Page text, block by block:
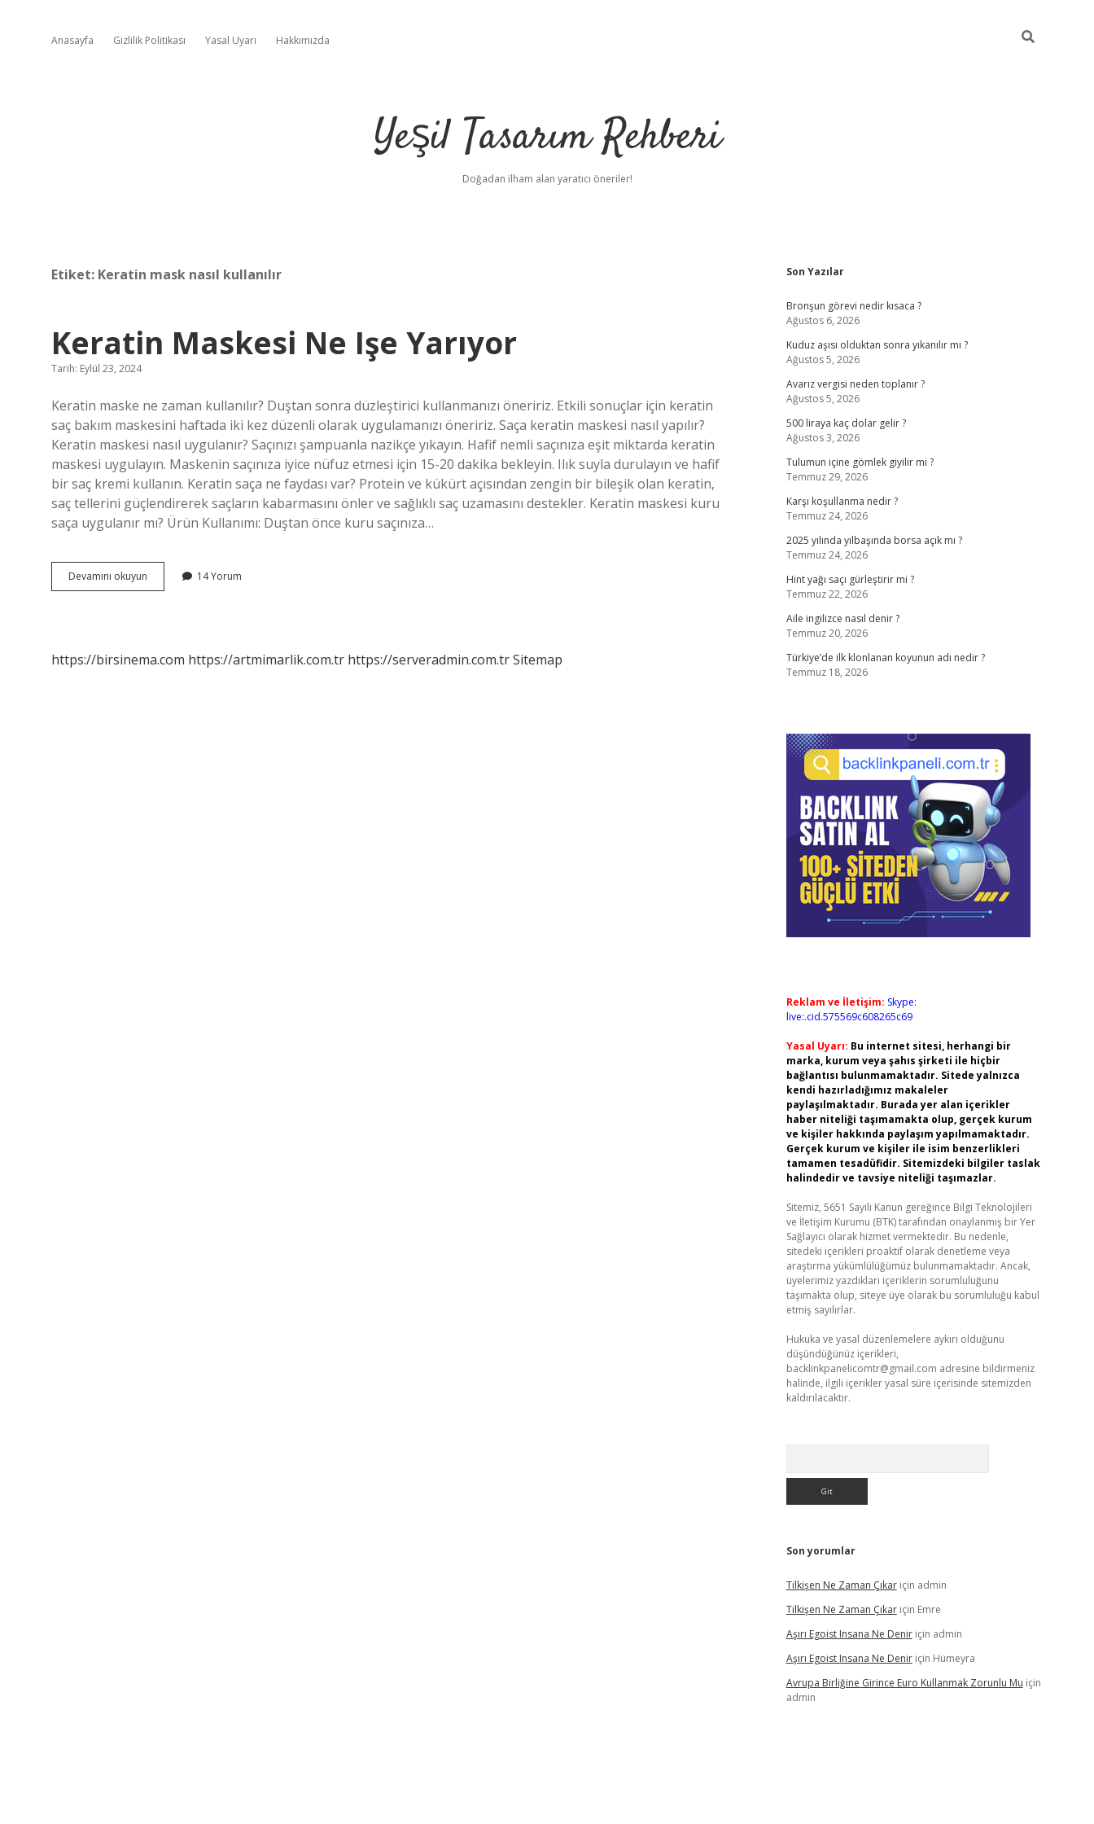
Anasayfa Gizlilik Politikası Yasal Uyarı Hakkımızda
Yeşil Tasarım Rehberi
Doğadan ilham alan yaratıcı öneriler!
Etiket: Keratin mask nasıl kullanılır
Keratin Maskesi Ne Işe Yarıyor
Tarih: Eylül 23, 2024
Keratin maske ne zaman kullanılır? Duştan sonra düzleştirici kullanmanızı öneririz. Etkili sonuçlar için keratin
saç bakım maskesini haftada iki kez düzenli olarak uygulamanızı öneririz. Saça keratin maskesi nasıl yapılır?
Keratin maskesi nasıl uygulanır? Saçınızı şampuanla nazikçe yıkayın. Hafif nemli saçınıza eşit miktarda keratin
maskesi uygulayın. Maskenin saçınıza iyice nüfuz etmesi için 15-20 dakika bekleyin. Ilık suyla durulayın ve hafif
bir saç kremi kullanın. Keratin saça ne faydası var? Protein ve kükürt açısından zengin bir bileşik olan keratin,
saç tellerini güçlendirerek saçların kabarmasını önler ve sağlıklı saç uzamasını destekler. Keratin maskesi kuru
saça uygulanır mı? Ürün Kullanımı: Duştan önce kuru saçınıza…
Devamını okuyun
Maskesi
14 Yorum
https://birsinema.com https://artmimarlik.com.tr https://serveradmin.com.trSitemap
Sidebar
Son Yazılar
Bronşun görevi nedir kısaca ?
Ağustos 6, 2026
Kuduz aşısı olduktan sonra yıkanılır mı ?
Ağustos 5, 2026
Avarız vergisi neden toplanır ?
Ağustos 5, 2026
500 liraya kaç dolar gelir ?
Ağustos 3, 2026
Tulumun içine gömlek giyilir mi ?
Temmuz 29, 2026
Karşı koşullanma nedir ?
Temmuz 24, 2026
2025 yılında yılbaşında borsa açık mı ?
Temmuz 24, 2026
Hint yağı saçı gürleştirir mi ?
Temmuz 22, 2026
Aile ingilizce nasıl denir ?
Temmuz 20, 2026
Türkiye’de ilk klonlanan koyunun adı nedir ?
Temmuz 18, 2026
Reklam ve İletişim: Skype:
live:.cid.575569c608265c69
Yasal Uyarı: Bu internet sitesi, herhangi bir
marka, kurum veya şahıs şirketi ile hiçbir
bağlantısı bulunmamaktadır. Sitede yalnızca
kendi hazırladığımız makaleler
paylaşılmaktadır. Burada yer alan içerikler
haber niteliği taşımamakta olup, gerçek kurum
ve kişiler hakkında paylaşım yapılmamaktadır.
Gerçek kurum ve kişiler ile isim benzerlikleri
tamamen tesadüfidir. Sitemizdeki bilgiler taslak
halindedir ve tavsiye niteliği taşımazlar.
Sitemiz, 5651 Sayılı Kanun gereğince Bilgi Teknolojileri
ve İletişim Kurumu (BTK) tarafından onaylanmış bir Yer
Sağlayıcı olarak hizmet vermektedir. Bu nedenle,
sitedeki içerikleri proaktif olarak denetleme veya
araştırma yükümlülüğümüz bulunmamaktadır. Ancak,
üyelerimiz yazdıkları içeriklerin sorumluluğunu
taşımakta olup, siteye üye olarak bu sorumluluğu kabul
etmiş sayılırlar.
Hukuka ve yasal düzenlemelere aykırı olduğunu
düşündüğünüz içerikleri,
backlinkpanelicomtr@gmail.com adresine bildirmeniz
halinde, ilgili içerikler yasal süre içerisinde sitemizden
kaldırılacaktır.
Son yorumlar
Tilkişen Ne Zaman Çıkariçin admin
Tilkişen Ne Zaman Çıkariçin Emre
Aşırı Egoist Insana Ne Deniriçin admin
Aşırı Egoist Insana Ne Deniriçin Hümeyra
Avrupa Birliğine Girince Euro Kullanmak Zorunlu Mu için
admin